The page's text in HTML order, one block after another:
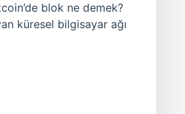
blok ne demek?
küresel bilgisayar ağı